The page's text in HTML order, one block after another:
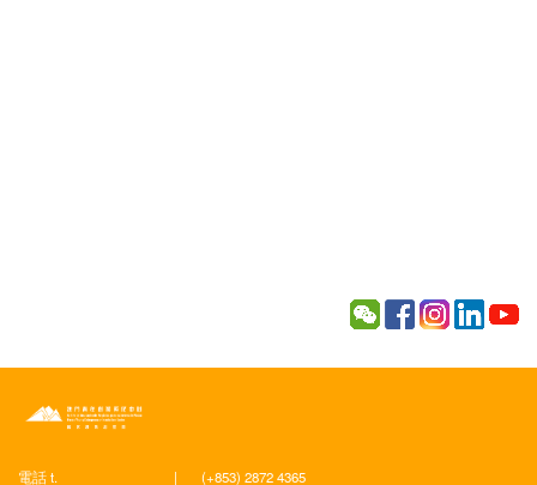
電話 t. | (+853) 2872 4365